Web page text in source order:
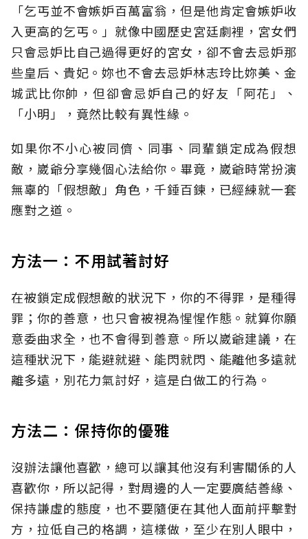
「乞丐並不會嫉妒百萬富翁，但是他肯定會嫉妒收
入更高的乞丐。」就像中國歷史宮廷劇裡，宮女們
只會忌妒比自己過得更好的宮女，卻不會去忌妒那
些皇后、貴妃。妳也不會去忌妒林志玲比妳美、金
城武比你帥，但卻會忌妒自己的好友「阿花」、
「小明」，竟然比較有異性緣。
如果你不小心被同儕、同事、同輩鎖定成為假想
敵，崴爺分享幾個心法給你。畢竟，崴爺時常扮演
無辜的「假想敵」角色，千錘百鍊，已經練就一套
應對之道。
方法一：不用試著討好
在被鎖定成假想敵的狀況下，你的不得罪，是種得
罪；你的善意，也只會被視為惺惺作態。就算你願
意委曲求全，也不會得到善意。所以崴爺建議，在
這種狀況下，能避就避、能閃就閃、能離他多遠就
離多遠，別花力氣討好，這是白做工的行為。
方法二：保持你的優雅
沒辦法讓他喜歡，總可以讓其他沒有利害關係的人
喜歡你，所以記得，對周邊的人一定要廣結善緣、
保持謙虛的態度，也不要隨便在其他人面前抨擊對
方，拉低自己的格調，這樣做，至少在別人眼中，